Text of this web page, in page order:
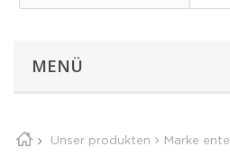
MENÜ
Unser produkten Marke ente